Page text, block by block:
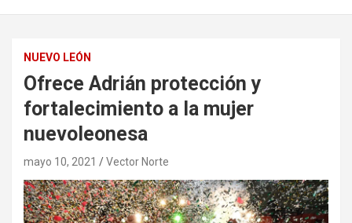
NUEVO LEÓN
Ofrece Adrián protección y
fortalecimiento a la mujer
nuevoleonesa
mayo 10, 2021 Vector Norte